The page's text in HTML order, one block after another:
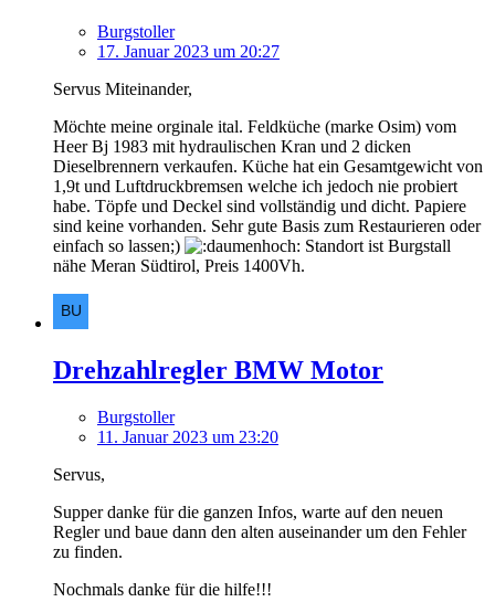
Burgstoller
17. Januar 2023 um 20:27
Servus Miteinander,
Möchte meine orginale ital. Feldküche (marke Osim) vom
Heer Bj 1983 mit hydraulischen Kran und 2 dicken
Dieselbrennern verkaufen. Küche hat ein Gesamtgewicht von
1,9t und Luftdruckbremsen welche ich jedoch nie probiert
habe. Töpfe und Deckel sind vollständig und dicht. Papiere
sind keine vorhanden. Sehr gute Basis zum Restaurieren oder
einfach so lassen;)
Standort ist Burgstall
nähe Meran Südtirol, Preis 1400Vh.
Drehzahlregler BMW Motor
Burgstoller
11. Januar 2023 um 23:20
Servus,
Supper danke für die ganzen Infos, warte auf den neuen
Regler und baue dann den alten auseinander um den Fehler
zu finden.
Nochmals danke für die hilfe!!!